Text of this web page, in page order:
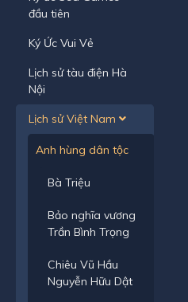
đầu tiên
Ký Ức Vui Vẻ
Lịch sử tàu điện Hà
Nội
Lịch sử Việt Nam
Anh hùng dân tộc
Bà Triệu
Bảo nghĩa vương
Trần Bình Trọng
Chiêu Vũ Hầu
Nguyễn Hữu Dật